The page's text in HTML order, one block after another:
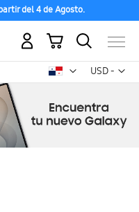
del 4 de Agosto.
USD -
dólar
Mi carrito